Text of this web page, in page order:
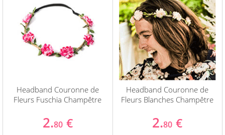
Headband Couronne de
Fleurs Fuschia Champêtre
2.80 €
Headband Couronne de
Fleurs Blanches Champêtre
2.80 €